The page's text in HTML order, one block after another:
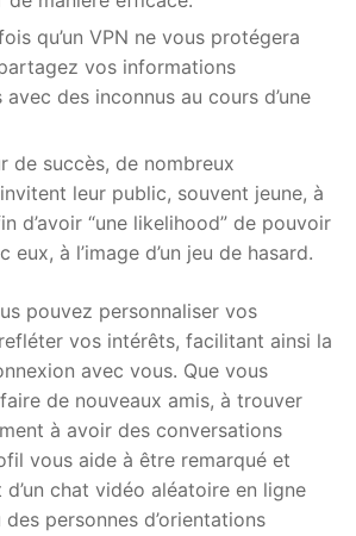
qu’un VPN ne vous protégera
vos informations
avec des inconnus au cours d’une
de succès, de nombreux
leur public, souvent jeune, à
d’avoir “une likelihood” de pouvoir
eux, à l’image d’un jeu de hasard.
pouvez personnaliser vos
vos intérêts, facilitant ainsi la
avec vous. Que vous
de nouveaux amis, à trouver
à avoir des conversations
vous aide à être remarqué et
d’un chat vidéo aléatoire en ligne
personnes d’orientations